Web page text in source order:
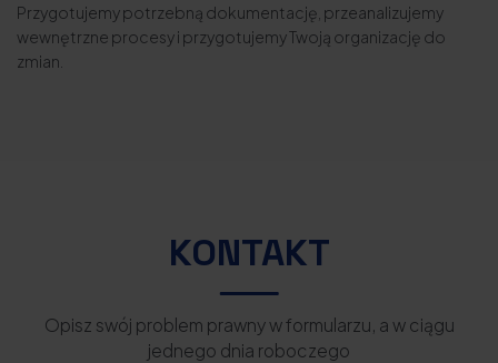
Przygotujemy potrzebną dokumentację, przeanalizujemy
wewnętrzne procesy i przygotujemy Twoją organizację do
zmian.
KONTAKT
Opisz swój problem prawny w formularzu, a w ciągu
jednego dnia roboczego